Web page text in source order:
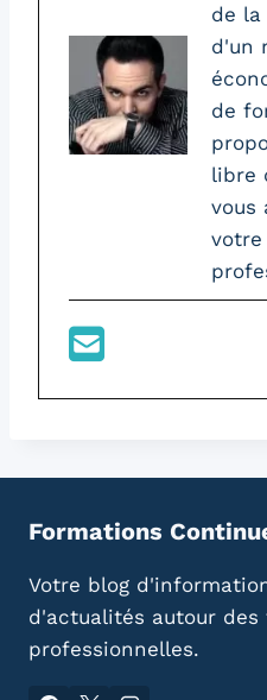
de la
d'un
de
libre
vous
Formations
Votre blog
d'actualités autour des
professionnelles.